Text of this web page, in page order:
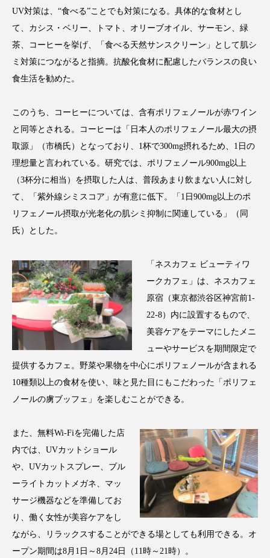
コグニティブヘルス コスト削減
コネクテッド・ビューティ
サステナブル美容 サプライチェーン
サプリ サロンクレンジング サロン戦略
サロン経営 サロン連略 シャネル
スキンケアルーティン ストレス スパ
スマートウォッチ スマートパッチ
スマートリング セーフプレイス セラミド
セラミド保湿 セルフケア
ソーシャルウェルネス ソーシャルコマース
デジタルデトックス デトックス
ドライヤー 温度 髪 ダメージ ナイアシンアミド
ナイトルーティン 金木犀
パーソナライズ バーチャルメイク
UV対策は、“食べる”ことでも対策になる。具体的な食材とし
て、カシス・ベリー、トマト、オリーブオイル、サーモン、緑
茶、コーヒーを挙げ、「食べる天然サンスクリーン」として肌シ
ミ対策につながると指摘。抗酸化食材に配慮したバランスの良い
食生活を勧めた。
このうち、コーヒーについては、含有ポリフェノールが赤ワイン
と同等とされる。コーヒーは「日本人のポリフェノール最大の摂
取源」（市橋氏）となっており、1杯で300mg摂れるため、1日の
理想量と言われている。研究では、ポリフェノール900mg以上
（3杯分に相当）を摂取した人は、普段あまり飲まない人に対し
て、「紫外線シミスコア」が有意に低下。「1日900mg以上のポ
リフェノール摂取が光老化の肌シミ抑制に関連している」（同
氏）とした。
「ネスカフェ ビューティワ
ークカフェ」は、ネスカフェ
原宿（東京都渋谷区神宮前1-
22-8）内に設置するもので、
美容ケアをテーマにしたメニ
ューやサービスを期間限定で
提供するカフェ。野菜や果物を中心にポリフェノールが含まれる
10種類以上の食材を使い、味と見た目にもこだわった「ポリフェ
ノールの虜ブッフェ」を楽しむことができる。
また、無料Wi-Fiを完備した店
内では、UVカットショール
や、UVカットスプレー、ブル
ーライトカットメガネ、マッ
サージ機器などを準備してお
り、働く女性が美容ケアをし
ながら、リラックスすることができる場としても利用できる。オ
ープン期間は8月1日～8月24日（11時～21時）。